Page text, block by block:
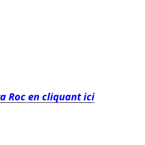
Roc en cliquant ici